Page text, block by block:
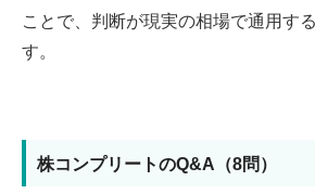
ことで、判断が現実の相場で通用す
す。
株コンプリートのQ&A（8問）